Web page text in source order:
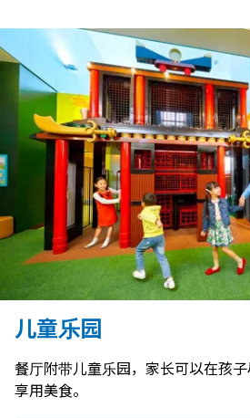
儿童乐园
餐厅附带儿童乐园，家长可以在孩
享用美食。